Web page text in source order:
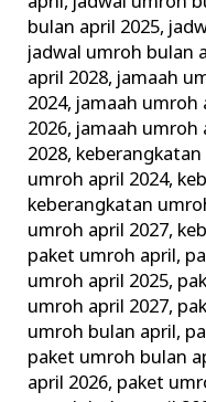
bulan april 2025,
jadwal umroh bulan
april 2028, jamaah
2024, jamaah umroh
2026, jamaah umroh
2028,
umroh april 2024,
keberangkatan
umroh april 2027,
paket umroh april,
umroh april 2025,
umroh april 2027,
umroh bulan april,
paket umroh bulan
april 2026, paket